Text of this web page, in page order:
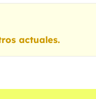
actuales.